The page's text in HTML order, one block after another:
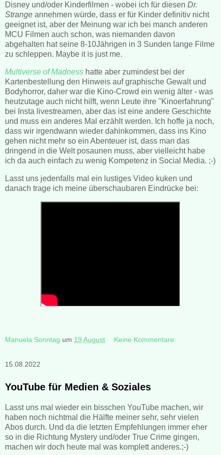
Disney und/oder Kinderfilmen - wobei ich für diesen Dr.
Strange annehmen würde, dass er für Kinder definitiv nicht
geeignet ist, aber der Meinung war ich bei manch anderen
MCU Filmen auch schon, was niemanden davon
abgehalten hat seine 8-10Jährigen in 3 Sunden lange Filme
zu schleppen. Maybe it is just me.
Multiverse of Madness hatte aber zumindest bei der
Kartenbestellung den Hinweis auf graphische Gewalt und
Bodyhorror, daher war die Kino-Crowd ein wenig älter - was
heutzutage auch nicht hilft, wenn Leute ihre "Kinoerfahrung"
bei Insta livestreamen, aber das ist eine andere Geschichte
und muss ein anderes Mal erzählt werden. Ich hoffe ja noch,
dass wir irgendwann wieder dahinkommen, dass ins Kino
gehen nicht mehr so ein Abenteuer ist, dass man das
dringend in die Welt posaunen muss, aber vielleicht habe
ich da auch einfach zu wenig Kompetenz in Social Media. ;-)
Lasst uns jedenfalls mal ein lustiges Video kuken und
danach trage ich meine überschaubaren Eindrücke bei:
Manuela Sonntag um 19 August Keine Kommentare:
15.08.2022
YouTube für Medien & Soziales
Lasst uns mal wieder ein bisschen YouTube machen, wir
haben noch nichtmal die Hälfte meiner sehr, sehr vielen
Abos durch. Und da die letzten Empfehlungen immer eher
so in die Richtung Mystery und/oder True Crime gingen,
machen wir doch heute mal was komplett anderes.;-)